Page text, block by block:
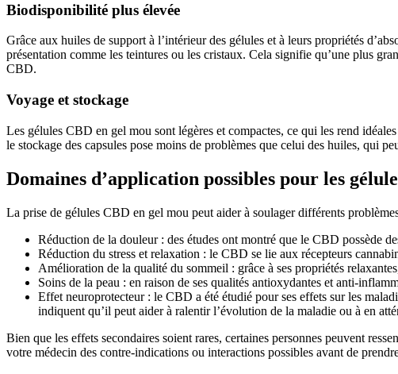
Biodisponibilité plus élevée
Grâce aux huiles de support à l’intérieur des gélules et à leurs propriétés
présentation comme les teintures ou les cristaux. Cela signifie qu’une plus
CBD.
Voyage et stockage
Les gélules CBD en gel mou sont légères et compactes, ce qui les rend
le stockage des capsules pose moins de problèmes que celui des huiles, qui
Domaines d’application possibles pour les
La prise de gélules CBD en gel mou peut aider à soulager différents
Réduction de la douleur : des études ont montré que le CBD possède
Réduction du stress et relaxation : le CBD se lie aux récepteurs
Amélioration de la qualité du sommeil : grâce à ses propriétés
Soins de la peau : en raison de ses qualités antioxydantes et anti-
Effet neuroprotecteur : le CBD a été étudié pour ses effets sur les
indiquent qu’il peut aider à ralentir l’évolution de la maladie ou à en
Bien que les effets secondaires soient rares, certaines personnes peuvent
votre médecin des contre-indications ou interactions possibles avant de